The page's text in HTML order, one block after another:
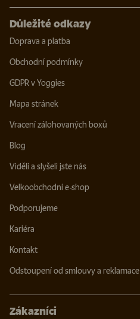
Důležité odkazy
Doprava a platba
Obchodní podmínky
GDPR v Yoggies
Mapa stránek
Vracení zálohovaných boxů
Blog
Viděli a slyšeli jste nás
Velkoobchodní e-shop
Podporujeme
Kariéra
Kontakt
Odstoupení od smlouvy a reklamace
Zákazníci